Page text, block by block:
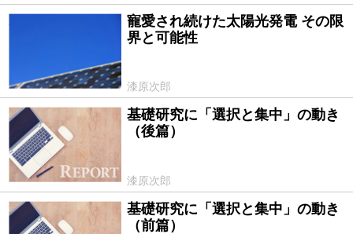
寵愛され続けた太陽光発電 その限
界と可能性
漆原次郎
2010/12/11
基礎研究に「選択と集中」の動き
（後篇）
漆原次郎
2010/12/10
基礎研究に「選択と集中」の動き
（前篇）